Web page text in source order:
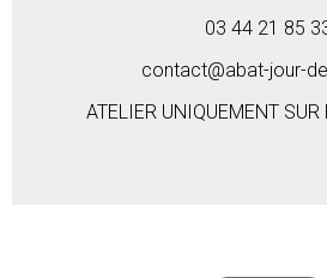
03 44 21 85
contact@abat-jour-
ATELIER UNIQUEMENT SUR